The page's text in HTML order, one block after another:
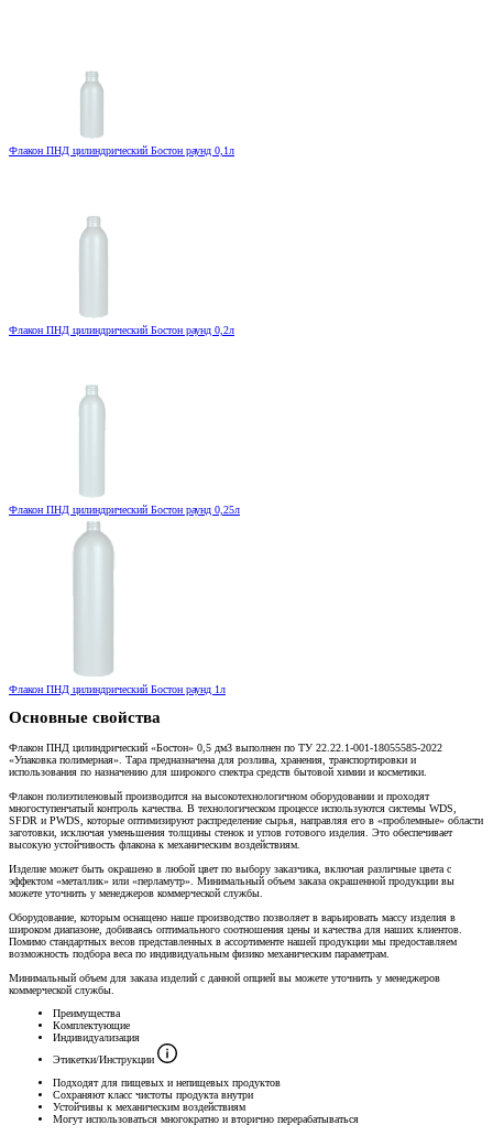
Флакон ПНД цилиндрический Бостон раунд 0,1л
Флакон ПНД цилиндрический Бостон раунд 0,2л
Флакон ПНД цилиндрический Бостон раунд 0,25л
Флакон ПНД цилиндрический Бостон раунд 1л
Основные свойства
Флакон ПНД цилиндрический «Бостон» 0,5 дм3 выполнен по ТУ 22.22.1-001-18055585-2022
«Упаковка полимерная». Тара предназначена для розлива, хранения, транспортировки и
использования по назначению для широкого спектра средств бытовой химии и косметики.
Флакон полиэтиленовый производится на высокотехнологичном оборудовании и проходят
многоступенчатый контроль качества. В технологическом процессе используются системы WDS,
SFDR и PWDS, которые оптимизируют распределение сырья, направляя его в «проблемные» области
заготовки, исключая уменьшения толщины стенок и углов готового изделия. Это обеспечивает
высокую устойчивость флакона к механическим воздействиям.
Изделие может быть окрашено в любой цвет по выбору заказчика, включая различные цвета с
эффектом «металлик» или «перламутр». Минимальный объем заказа окрашенной продукции вы
можете уточнить у менеджеров коммерческой службы.
Оборудование, которым оснащено наше производство позволяет в варьировать массу изделия в
широком диапазоне, добиваясь оптимального соотношения цены и качества для наших клиентов.
Помимо стандартных весов представленных в ассортименте нашей продукции мы предоставляем
возможность подбора веса по индивидуальным физико механическим параметрам.
Минимальный объем для заказа изделий с данной опцией вы можете уточнить у менеджеров
коммерческой службы.
Преимущества
Комплектующие
Индивидуализация
Этикетки/Инструкции
Подходят для пищевых и непищевых продуктов
Сохраняют класс чистоты продукта внутри
Устойчивы к механическим воздействиям
Могут использоваться многократно и вторично перерабатываться